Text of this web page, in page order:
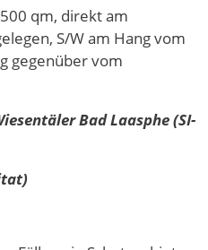
qm, direkt am
S/W am Hang vom
gegenüber vom
Bad Laasphe (SI-